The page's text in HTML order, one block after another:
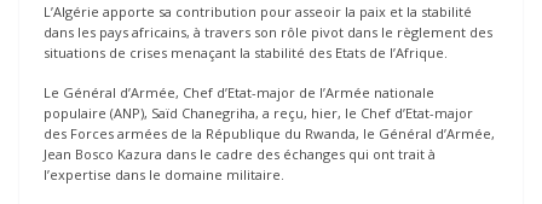
L’Algérie apporte sa contribution pour asseoir la paix et la stabilité
dans les pays africains, à travers son rôle pivot dans le règlement des
situations de crises menaçant la stabilité des Etats de l’Afrique.
Le Général d’Armée, Chef d’Etat-major de l’Armée nationale
populaire (ANP), Saïd Chanegriha, a reçu, hier, le Chef d’Etat-major
des Forces armées de la République du Rwanda, le Général d’Armée,
Jean Bosco Kazura dans le cadre des échanges qui ont trait à
l’expertise dans le domaine militaire.